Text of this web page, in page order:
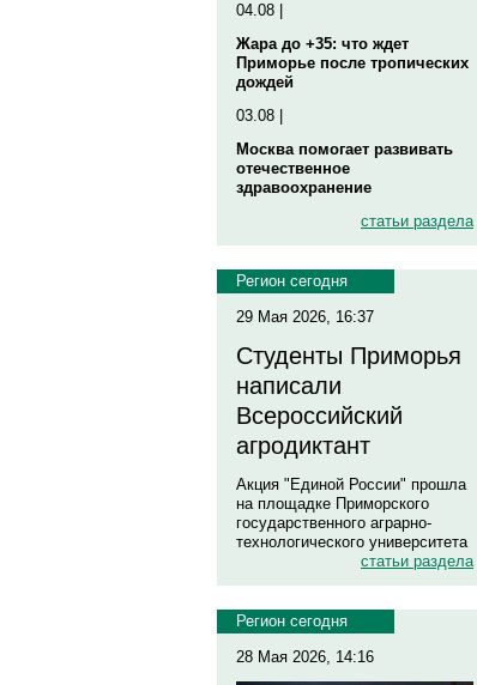
04.08 |
Жара до +35: что ждет
Приморье после тропических
дождей
03.08 |
Москва помогает развивать
отечественное
здравоохранение
статьи раздела
Регион сегодня
29 Мая 2026, 16:37
Студенты Приморья
написали
Всероссийский
агродиктант
Акция "Единой России" прошла
на площадке Приморского
государственного аграрно-
технологического университета
статьи раздела
Регион сегодня
28 Мая 2026, 14:16